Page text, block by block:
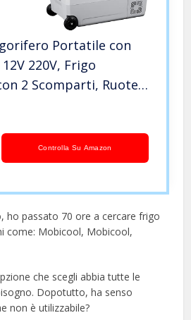
Portatile con
220V, Frigo
2 Scomparti, Ruote
AC-DC 12/24 V,
Litri)Controlla Su Amazon
ho passato 70 ore a cercare frigo
come: Mobicool, Mobicool,
che scegli abbia tutte le
Dopotutto, ha senso
non è utilizzabile?